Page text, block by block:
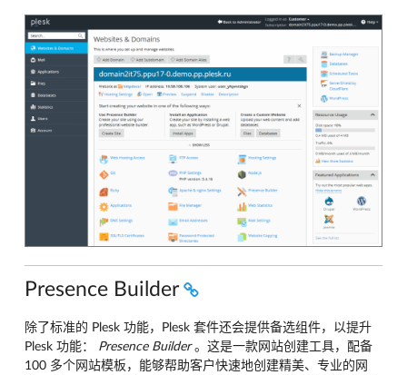
Presence Builder
除了标准的 Plesk 功能，Plesk 套件还会提供备选组件，以提升
Plesk 功能： Presence Builder。这是一款网站创建工具，配备
100 多个网站模板，能够帮助客户快速地创建精美、专业的网